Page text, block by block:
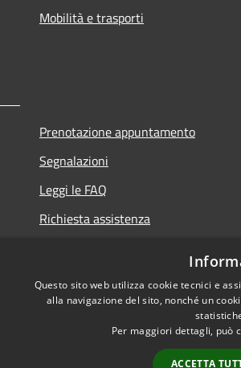
Mobilità e trasporti
Prenotazione appuntamento
Segnalazioni
Leggi le FAQ
Richiesta assistenza
Questo sito web utilizza cookie tecnici e
alla navigazione del sito, nonché un
Per maggiori dettagli, può
ACCETTA